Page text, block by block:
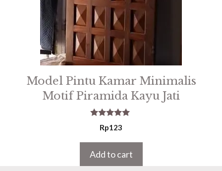
Model Pintu Kamar Minimalis
Motif Piramida Kayu Jati
5.00
out of 5
Rp123
Add to cart